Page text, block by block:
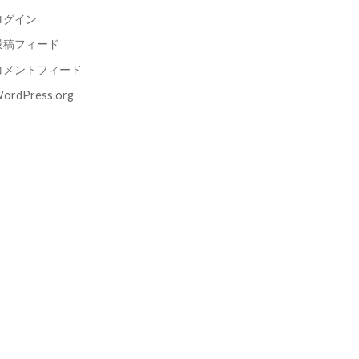
グイン
稿フィード
メントフィード